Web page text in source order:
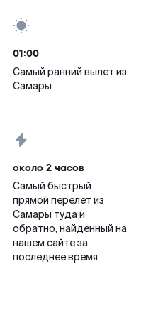
01:00
Самый ранний вылет из
Самары
около 2 часов
Самый быстрый
прямой перелет из
Самары туда и
обратно, найденный на
нашем сайте за
последнее время